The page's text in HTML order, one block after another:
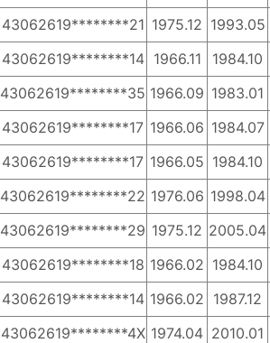
43062619********21 1975.12 1993.05
43062619********14 1966.11 1984.10
43062619********35 1966.09 1983.01
43062619********17 1966.06 1984.07
43062619********17 1966.05 1984.10
43062619********22 1976.06 1998.04
43062619********29 1975.12 2005.04
43062619********18 1966.02 1984.10
43062619********14 1966.02 1987.12
43062619********4X 1974.04 2010.01